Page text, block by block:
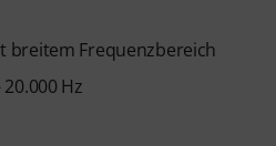
breitem Frequenzbereich
Hz